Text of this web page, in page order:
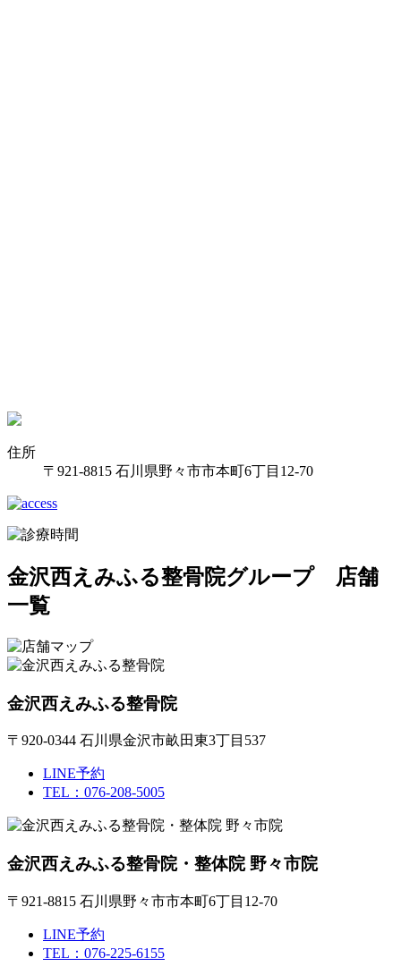
住所
〒921-8815 石川県野々市市本町6丁目12-70
金沢西えみふる整骨院グループ 店舗
一覧
金沢西えみふる整骨院
〒920-0344 石川県金沢市畝田東3丁目537
LINE予約
TEL：076-208-5005
金沢西えみふる整骨院・整体院 野々市院
〒921-8815 石川県野々市市本町6丁目12-70
LINE予約
TEL：076-225-6155